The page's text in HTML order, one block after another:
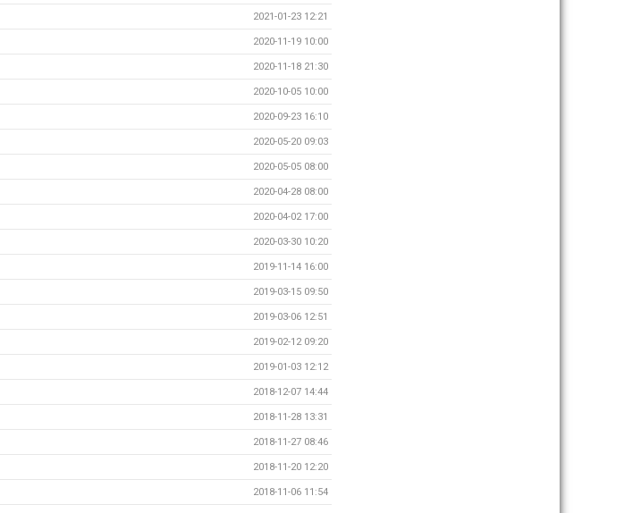
2021-01-23 12:21
2020-11-19 10:00
2020-11-18 21:30
2020-10-05 10:00
2020-09-23 16:10
2020-05-20 09:03
2020-05-05 08:00
2020-04-28 08:00
2020-04-02 17:00
2020-03-30 10:20
2019-11-14 16:00
2019-03-15 09:50
2019-03-06 12:51
2019-02-12 09:20
2019-01-03 12:12
2018-12-07 14:44
2018-11-28 13:31
2018-11-27 08:46
2018-11-20 12:20
2018-11-06 11:54